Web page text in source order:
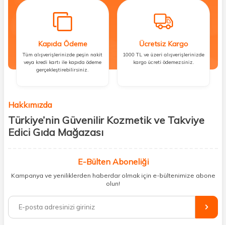
Kapıda Ödeme
Tüm alışverişlerinizde peşin nakit
veya kredi kartı ile kapıda ödeme
gerçekleştirebilirsiniz.
Ücretsiz Kargo
1000 TL ve üzeri alışverişlerinizde
kargo ücreti ödemezsiniz.
Hakkımızda
Türkiye’nin Güvenilir Kozmetik ve Takviye
Edici Gıda Mağazası
kişisel bakım hem de takviye edici gıda ürünlerini sizlerle
buluşturuyoruz. Artık mağaza mağaza dolaşmanıza gerek yok;
ihtiyacınız olan her şeyi tek bir çatı altında topluyor ve kapınıza kadar
%100 orijinal kozmetik ve sağlık ürünleriyle güzelliğinizi tamamlayabilir,
vücudunuzu desteklemek için güvenilir takviye edici gıdalara
E-Bülten Aboneliği
Kampanya ve yeniliklerden haberdar olmak için e-bültenimize abone
olun!